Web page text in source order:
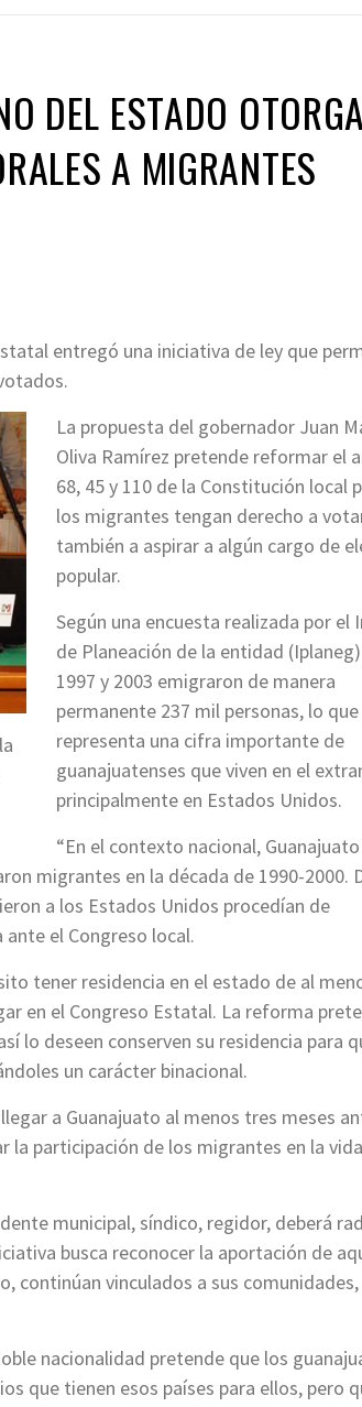
DEL ESTADO
A MIGRANTES
entregó una iniciativa de ley que
La propuesta del gobernador Juan
Oliva Ramírez pretende reformar el
68, 45 y 110 de la Constitución local
los migrantes tengan derecho a
también a aspirar a algún cargo de
popular.
Según una encuesta realizada por el
de Planeación de la entidad
1997 y 2003 emigraron de manera
permanente 237 mil personas, lo que
representa una cifra importante de
guanajuatenses que viven en el
principalmente en Estados Unidos.
“En el contexto nacional, Guanajuato
migrantes en la década de 1990-2000.
a los Estados Unidos procedían de
el Congreso local.
tener residencia en el estado de al
en el Congreso Estatal. La reforma
lo deseen conserven su residencia para
un carácter binacional.
a Guanajuato al menos tres meses
participación de los migrantes en la
municipal, síndico, regidor, deberá
busca reconocer la aportación de
continúan vinculados a sus comunidades,
nacionalidad pretende que los
que tienen esos países para ellos, pero